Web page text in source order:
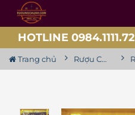
HOTLINE 0984.1111.72
Trang chủ Rượu Courvoisier